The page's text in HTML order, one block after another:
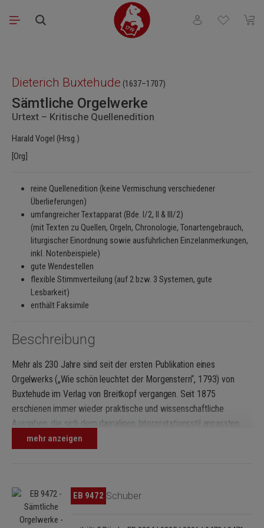
Zum Hauptinhalt springen
Du hast 0
Dieterich Buxtehude (1637–1707)
Sämtliche Orgelwerke
Urtext – Kritische Quellenedition
Harald Vogel (Hrsg.)
[Org]
reine Quellenedition (keine Vermischung verschiedener
Überlieferungen)
umfangreicher Textapparat (Bde. I/2, II & III/2)
(mit Texten zu Quellen, Orgeln, Chronologie, Tonartengebrauch,
liturgischer Einordnung sowie ausführlichen Einzelanmerkungen,
inkl. Notenbeispiele)
gute Wendestellen
flexible Stimmverteilung (auf 2 bzw. 3 Systemen, gute
Lesbarkeit)
enthält Faksimile
Beschreibung
Mehr als 230 Jahre sind seit der ersten Publikation eines
Orgelwerks („Wie schön leuchtet der Morgenstern“, 1793) von
Buxtehude im Verlag von Breitkopf vergangen. Seit 1875
erschienen immer wieder praktische und wissenschaftliche
Ausgaben, die sich dem damaligen Interpretationsstil anpassten.
Die Neuausgabe der
Harald Vogel, stellt dagegen als praktische Quellenedition die
Diese Edition ist das Ergebnis von Harald Vogels langjähriger
Tätigkeit als Organist und Wissenschaftler. Sie umfasst fünf
mehr anzeigen
Bildergalerie überspringen
EB 9472 Schuber